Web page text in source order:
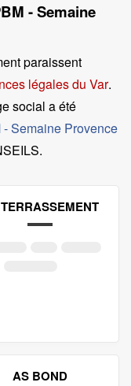
- Semaine
paraissent
légales du Var.
social a été
- Semaine Provence
.
AS BOND